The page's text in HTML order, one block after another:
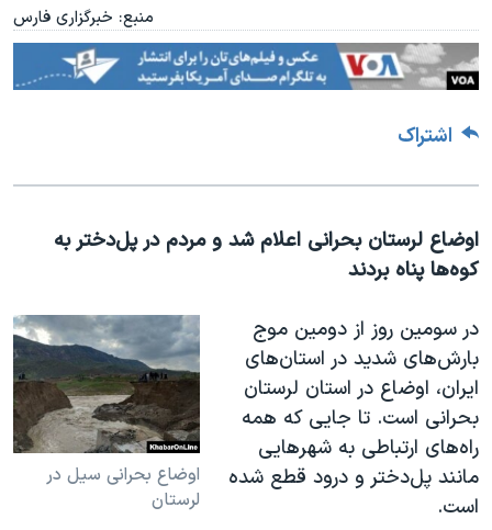
منبع: خبرگزاری فارس
اشتراک
اوضاع لرستان بحرانی اعلام شد و مردم در پل‌دختر به
کوه‌ها پناه بردند
اوضاع بحرانی سیل در
لرستان
در سومین روز از دومین موج
بارش‌های شدید در استان‌های
ایران، اوضاع در استان لرستان
بحرانی است. تا جایی که همه
راه‌های ارتباطی به شهرهایی
مانند پل‌دختر و درود قطع شده
است.